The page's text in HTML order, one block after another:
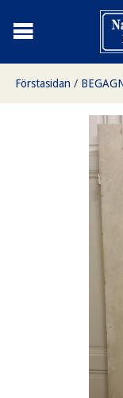
Förstasidan /
3 speglar (lång - kort